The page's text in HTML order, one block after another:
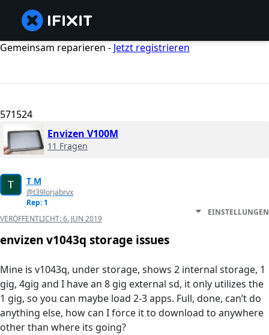
Gemeinsam reparieren - Jetzt registrieren
571524
Envizen V100M
11 Fragen
T M
@t39lorjabrvx
Rep: 1
VERÖFFENTLICHT:6. JUN 2019
EINSTELLUNGEN
envizen v1043q storage issues
Mine is v1043q, under storage, shows 2 internal storage, 1
gig, 4gig and I have an 8 gig external sd, it only utilizes the
1 gig, so you can maybe load 2-3 apps. Full, done, can’t do
anything else, how can I force it to download to anywhere
other than where its going?